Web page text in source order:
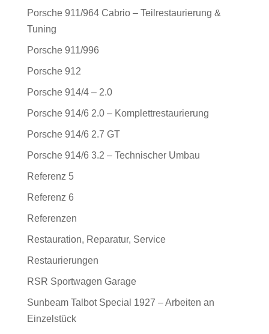
Porsche 911/964 Cabrio – Teilrestaurierung &
Tuning
Porsche 911/996
Porsche 912
Porsche 914/4 – 2.0
Porsche 914/6 2.0 – Komplettrestaurierung
Porsche 914/6 2.7 GT
Porsche 914/6 3.2 – Technischer Umbau
Referenz 5
Referenz 6
Referenzen
Restauration, Reparatur, Service
Restaurierungen
RSR Sportwagen Garage
Sunbeam Talbot Special 1927 – Arbeiten an
Einzelstück